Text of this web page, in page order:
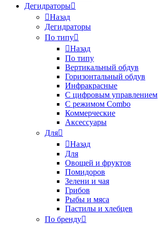
Дегидраторы
Назад
Дегидраторы
По типу
Назад
По типу
Вертикальный обдув
Горизонтальный обдув
Инфракрасные
С цифровым управлением
С режимом Combo
Коммерческие
Аксессуары
Для
Назад
Для
Овощей и фруктов
Помидоров
Зелени и чая
Грибов
Рыбы и мяса
Пастилы и хлебцев
По бренду